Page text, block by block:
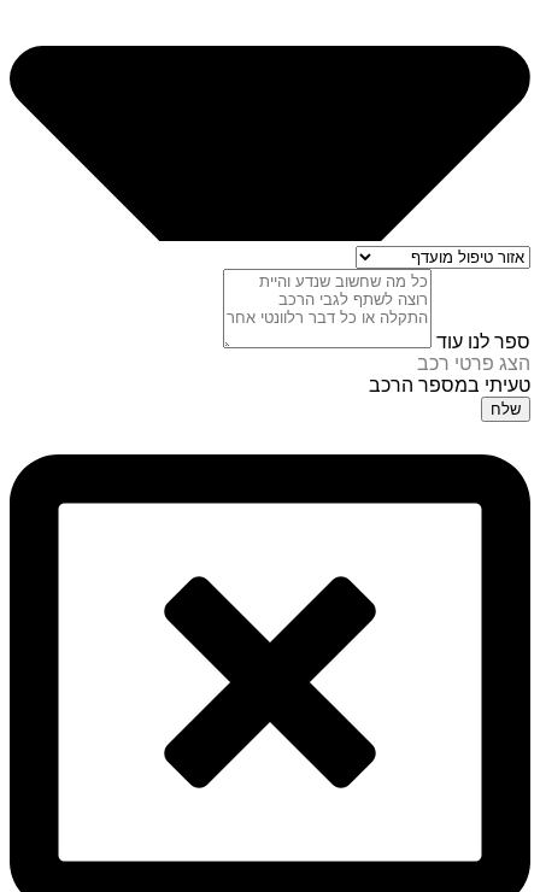
ספר לנו עוד
הצג פרטי רכב
טעיתי במספר הרכב
שלח